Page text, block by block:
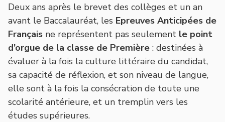
Deux ans après le brevet des collèges et un an
avant le Baccalauréat, les Epreuves Anticipées de
Français ne représentent pas seulement le point
d’orgue de la classe de Première : destinées à
évaluer à la fois la culture littéraire du candidat,
sa capacité de réflexion, et son niveau de langue,
elle sont à la fois la consécration de toute une
scolarité antérieure, et un tremplin vers les
études supérieures.